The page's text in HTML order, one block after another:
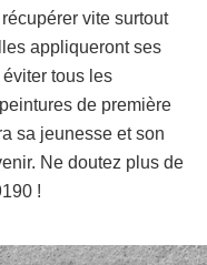
vite surtout
appliqueront ses
tous les
de première
sa jeunesse et son
Ne doutez plus de
!